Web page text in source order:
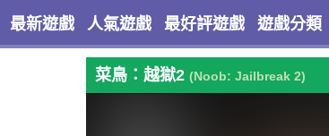
最新遊戲 人氣遊戲 最好評遊戲 遊戲分類
菜鳥：越獄2 (Noob: Jailbreak 2)